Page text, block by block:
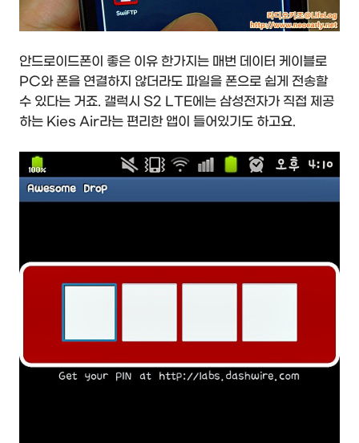
안드로이드폰이 좋은 이유 한가지는 매번 데이터 케이블로
PC와 폰을 연결하지 않더라도 파일을 폰으로 쉽게 전송할
수 있다는 거죠. 갤럭시 S2 LTE에는 삼성전자가 직접 제공
하는 Kies Air라는 편리한 앱이 들어있기도 하고요.